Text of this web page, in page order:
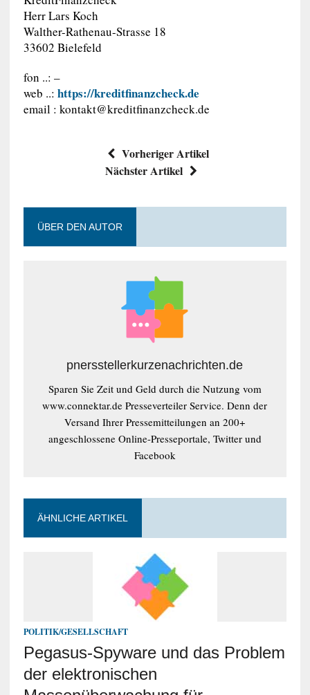
Herr Lars Koch
Walther-Rathenau-Strasse 18
33602 Bielefeld
fon ..: –
web ..: https://kreditfinanzcheck.de
email : kontakt@kreditfinanzcheck.de
Vorheriger Artikel
Nächster Artikel
ÜBER DEN AUTOR
pnersstellerkurzenachrichten.de
Sparen Sie Zeit und Geld durch die Nutzung vom
www.connektar.de Presseverteiler Service. Denn der
Versand Ihrer Pressemitteilungen an 200+
angeschlossene Online-Presseportale, Twitter und
Facebook
ÄHNLICHE ARTIKEL
POLITIK/GESELLSCHAFT
Pegasus-Spyware und das Problem
der elektronischen